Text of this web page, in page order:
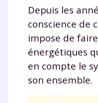
Depuis les
conscience de
impose de
énergétiques
en compte le
son ensemble.